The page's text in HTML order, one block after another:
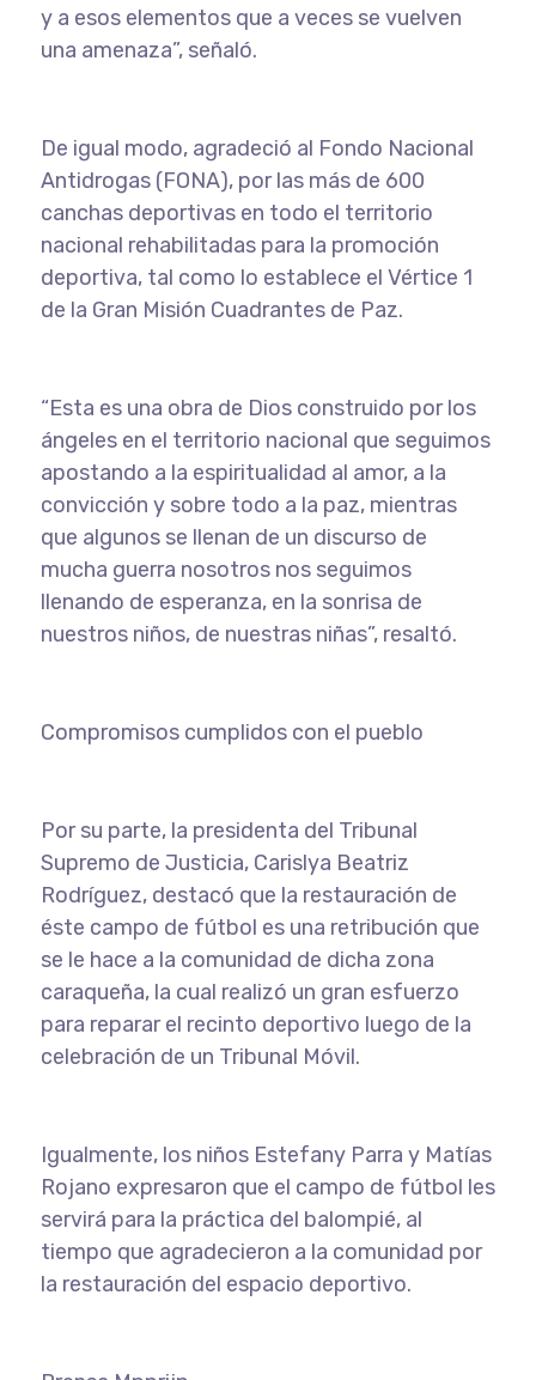
y a esos elementos que a veces se vuelven
una amenaza”, señaló.
De igual modo, agradeció al Fondo Nacional
Antidrogas (FONA), por las más de 600
canchas deportivas en todo el territorio
nacional rehabilitadas para la promoción
deportiva, tal como lo establece el Vértice 1
de la Gran Misión Cuadrantes de Paz.
“Esta es una obra de Dios construido por los
ángeles en el territorio nacional que seguimos
apostando a la espiritualidad al amor, a la
convicción y sobre todo a la paz, mientras
que algunos se llenan de un discurso de
mucha guerra nosotros nos seguimos
llenando de esperanza, en la sonrisa de
nuestros niños, de nuestras niñas”, resaltó.
Compromisos cumplidos con el pueblo
Por su parte, la presidenta del Tribunal
Supremo de Justicia, Carislya Beatriz
Rodríguez, destacó que la restauración de
éste campo de fútbol es una retribución que
se le hace a la comunidad de dicha zona
caraqueña, la cual realizó un gran esfuerzo
para reparar el recinto deportivo luego de la
celebración de un Tribunal Móvil.
Igualmente, los niños Estefany Parra y Matías
Rojano expresaron que el campo de fútbol les
servirá para la práctica del balompié, al
tiempo que agradecieron a la comunidad por
la restauración del espacio deportivo.